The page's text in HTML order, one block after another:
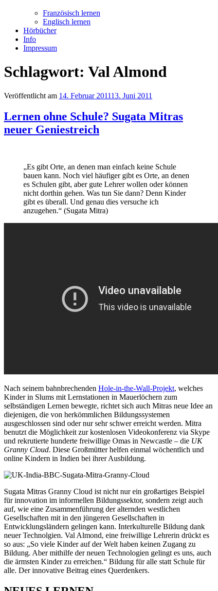
Französisch lernen
Englisch lernen
Hörbücher
Info
Impressum
Schlagwort: Val Almond
Veröffentlicht am 14. Februar 201113. Juni 2011
Lernen ohne Schule? Sugata Mitras
neuer Geniestreich
„Es gibt Orte, an denen man einfach keine Schule
bauen kann. Noch viel häufiger gibt es Orte, an denen
es Schulen gibt, aber gute Lehrer wollen oder können
nicht dorthin gehen. Was tun Sie dann? Denn Kinder
gibt es überall. Und genau dies versuche ich
anzugehen.“ (Sugata Mitra)
Nach seinem bahnbrechenden Hole-in-the-Wall-Projekt, welches
Kinder in Slums mit Lernstationen in Mauerlöchern zum
selbständigen Lernen bewegte, richtet sich auch Mitras neue Idee an
diejenigen, die von herkömmlichen Bildungssystemen
ausgeschlossen sind oder nur sehr schwer erreicht werden. Mitra
benutzt die Möglichkeit zur kostenlosen Videokonferenz via Skype
und rekrutierte hunderte freiwillige Omas in Newcastle – die UK
Granny Cloud. Diese Großmütter helfen einmal wöchentlich und
online Kindern in Indien bei ihrer Ausbildung.
Sugata Mitras Granny Cloud ist nicht nur ein großartiges Beispiel
für innovation im informellen Bildungssektor, sondern zeigt auch
auf, wie eine Zusammenführung der alternden westlichen
Gesellschaften mit in den jüngeren Gesellschaften in
Entwicklungsländern gelingen kann. Interkulturelle Bildung dank
neuer Technolgien. Val Almond, eine freiwillige Lehrerin drückt es
so aus: „So viele Kinder auf der Welt haben keinen Zugang zu
Bildung. Aber mithilfe der neuen Technologien gelingt es uns, auch
die ärmsten Kinder zu erreichen.“ Bildung für alle statt Schule für
alle. Der innovative Beitrag eines Querdenkers.